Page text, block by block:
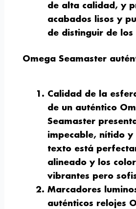
de alta calidad, y
acabados lisos y
de distinguir de los
Omega Seamaster
Calidad de la
de un auténtico
Seamaster
impecable, nítido y
texto está
alineado y los
vibrantes pero
Marcadores
auténticos relojes